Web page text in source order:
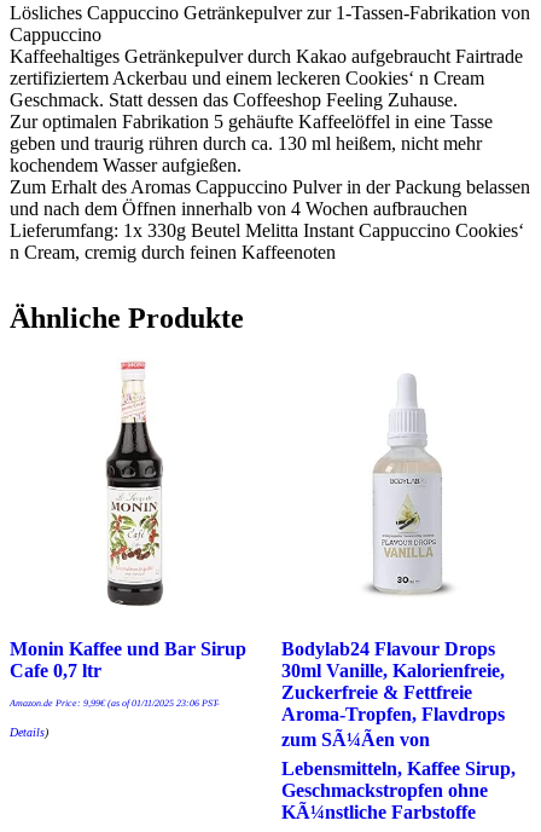
Lösliches Cappuccino Getränkepulver zur 1-Tassen-Fabrikation von
Cappuccino
Kaffeehaltiges Getränkepulver durch Kakao aufgebraucht Fairtrade
zertifiziertem Ackerbau und einem leckeren Cookies‘ n Cream
Geschmack. Statt dessen das Coffeeshop Feeling Zuhause.
Zur optimalen Fabrikation 5 gehäufte Kaffeelöffel in eine Tasse
geben und traurig rühren durch ca. 130 ml heißem, nicht mehr
kochendem Wasser aufgießen.
Zum Erhalt des Aromas Cappuccino Pulver in der Packung belassen
und nach dem Öffnen innerhalb von 4 Wochen aufbrauchen
Lieferumfang: 1x 330g Beutel Melitta Instant Cappuccino Cookies‘
n Cream, cremig durch feinen Kaffeenoten
Ähnliche Produkte
Monin Kaffee und Bar Sirup
Cafe 0,7 ltr
Amazon.de Price: 9,99€(as of 01/11/2025 23:06 PST-
Details)
Bodylab24 Flavour Drops
30ml Vanille, Kalorienfreie,
Zuckerfreie & Fettfreie
Aroma-Tropfen, Flavdrops
zum SÃ¼Ãen von
Lebensmitteln, Kaffee Sirup,
Geschmackstropfen ohne
KÃ¼nstliche Farbstoffe